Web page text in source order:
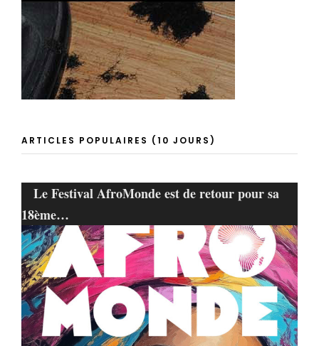
ARTICLES POPULAIRES (10 JOURS)
Le Festival AfroMonde est de retour pour sa
18ème…